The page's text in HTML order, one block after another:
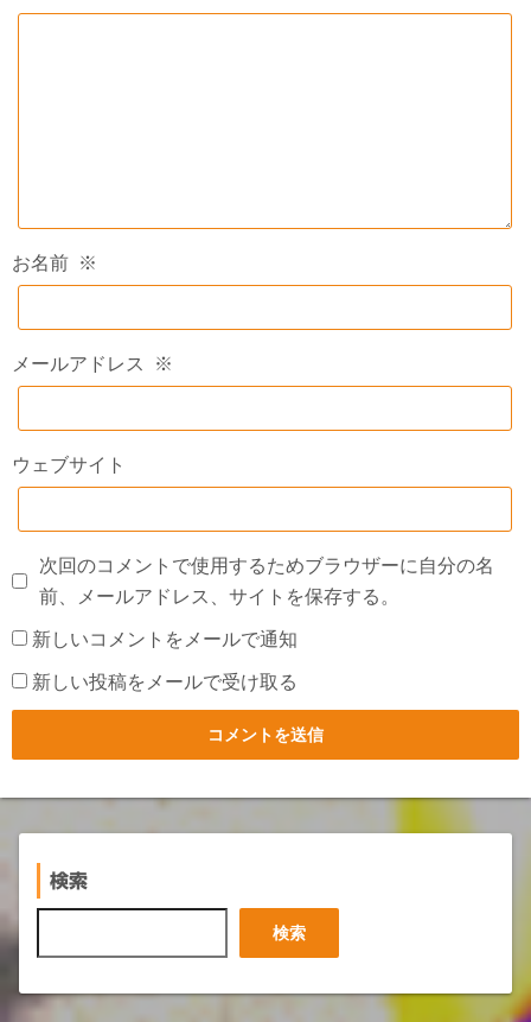
お名前 ※
メールアドレス ※
ウェブサイト
次回のコメントで使用するためブラウザーに自分の名
前、メールアドレス、サイトを保存する。
新しいコメントをメールで通知
新しい投稿をメールで受け取る
検索
索
検索